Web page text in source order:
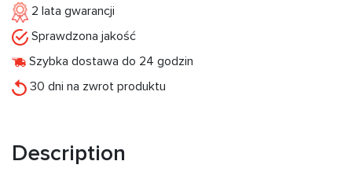
2 lata gwarancji
Sprawdzona jakość
Szybka dostawa do 24 godzin
30 dni na zwrot produktu
Description